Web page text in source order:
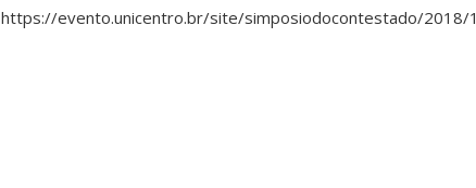
https://evento.unicentro.br/site/simposiodocontestado/2018/1